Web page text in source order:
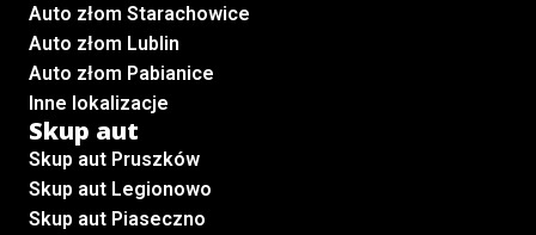
Auto złom Starachowice
Auto złom Lublin
Auto złom Pabianice
Inne lokalizacje
Skup aut
Skup aut Pruszków
Skup aut Legionowo
Skup aut Piaseczno